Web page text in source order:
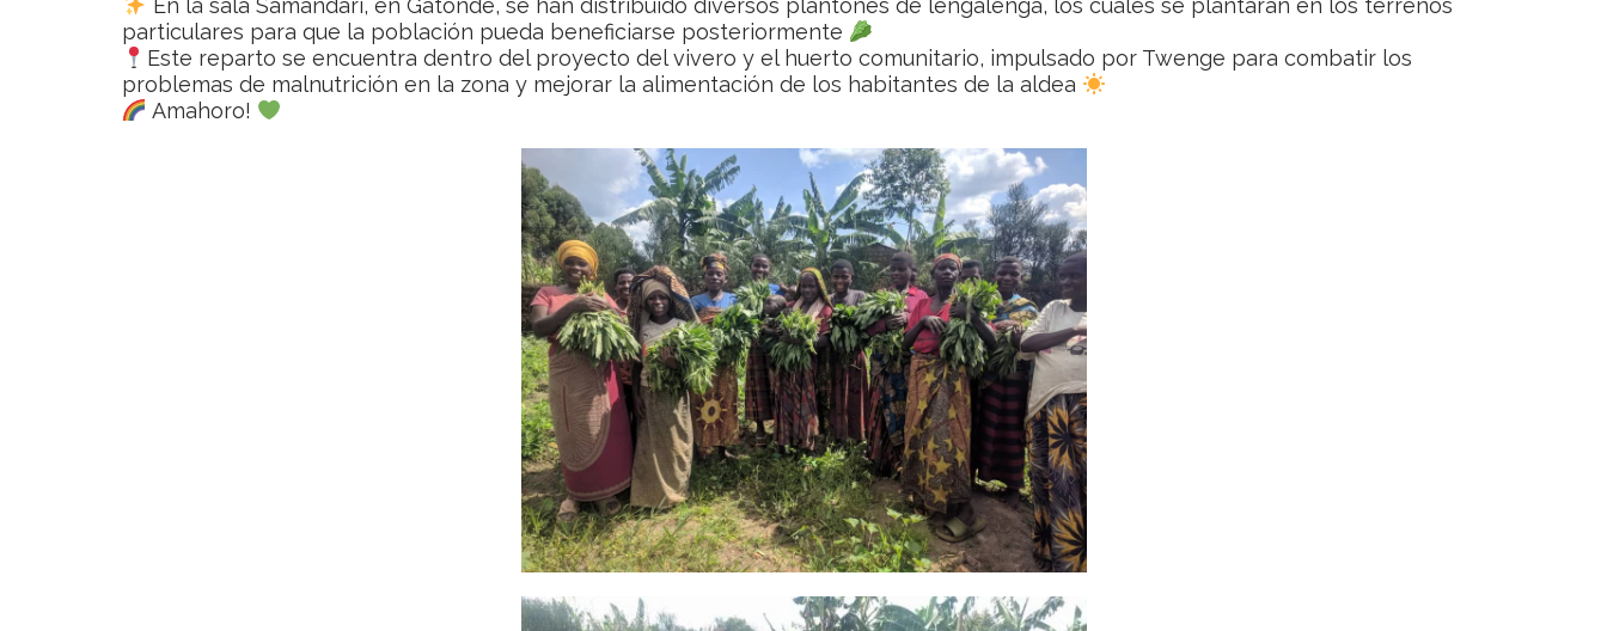
En la sala Samandari, en Gatonde, se han distribuido diversos plantones de lengalenga, los cuales se plantarán en los terrenos
particulares para que la población pueda beneficiarse posteriormente
Este reparto se encuentra dentro del proyecto del vivero y el huerto comunitario, impulsado por Twenge para combatir los
problemas de malnutrición en la zona y mejorar la alimentación de los habitantes de la aldea
Amahoro!